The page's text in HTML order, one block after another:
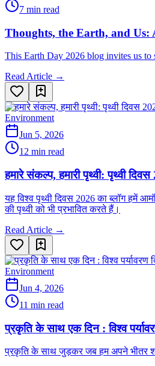
7 min read
Thoughts, the Earth, and
This Earth Day 2026 blog invites us to
Read Article →
Environment
Jun 5, 2026
12 min read
हमारे संकल्प, हमारी पृथ्वी: पृथ्वी
यह विश्व पृथ्वी दिवस 2026 का ब्लॉग हमें
की पृथ्वी को भी प्रभावित करते हैं।
Read Article →
Environment
Jun 4, 2026
11 min read
प्रकृति के साथ एक दिन : विश्व
प्रकृति के साथ जुड़कर जब हम अपने भीतर